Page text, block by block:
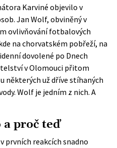
Karviné objevilo v
Jan Wolf, obviněný v
ovlivňování fotbalových
na chorvatském pobřeží, na
dovolené po Dnech
v Olomouci přitom
některých už dříve stíhaných
Wolf je jedním z nich. A
a proč teď
prvních reakcích snadno